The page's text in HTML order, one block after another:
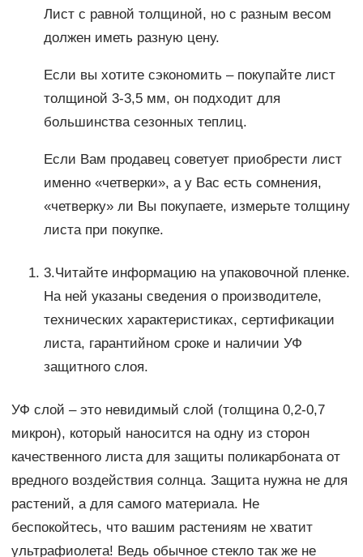
Лист с равной толщиной, но с разным весом
должен иметь разную цену.
Если вы хотите сэкономить – покупайте лист
толщиной 3-3,5 мм, он подходит для
большинства сезонных теплиц.
Если Вам продавец советует приобрести лист
именно «четверки», а у Вас есть сомнения,
«четверку» ли Вы покупаете, измерьте толщину
листа при покупке.
3.Читайте информацию на упаковочной пленке.
На ней указаны сведения о производителе,
технических характеристиках, сертификации
листа, гарантийном сроке и наличии УФ
защитного слоя.
УФ слой – это невидимый слой (толщина 0,2-0,7
микрон), который наносится на одну из сторон
качественного листа для защиты поликарбоната от
вредного воздействия солнца. Защита нужна не для
растений, а для самого материала. Не
беспокойтесь, что вашим растениям не хватит
ультрафиолета! Ведь обычное стекло так же не